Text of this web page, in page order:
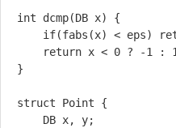
int dcmp(DB x) {
}
struct Point {